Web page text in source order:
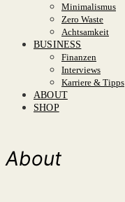
Minimalismus
Zero Waste
Achtsamkeit
BUSINESS
Finanzen
Interviews
Karriere & Tipps
ABOUT
SHOP
About